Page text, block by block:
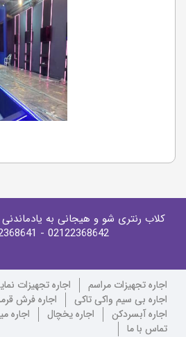
کلاب رنتری شو و هیجانی به
02122368642
- 02122368641
اجاره تجهیزات مراسم
اجاره تجهیزات
اجاره بی سیم واکی تاکی
اجاره فرش
اجاره آبسردکن
اجاره یخچال اجاره
تماس با ما